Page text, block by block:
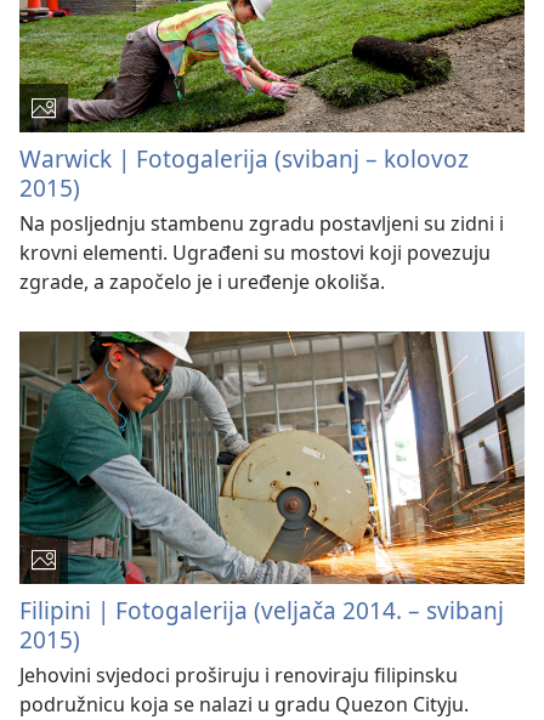
Warwick | Fotogalerija (svibanj – kolovoz
2015)
Na posljednju stambenu zgradu postavljeni su zidni i
krovni elementi. Ugrađeni su mostovi koji povezuju
zgrade, a započelo je i uređenje okoliša.
Filipini | Fotogalerija (veljača 2014. – svibanj
2015)
Jehovini svjedoci proširuju i renoviraju filipinsku
podružnicu koja se nalazi u gradu Quezon Cityju.